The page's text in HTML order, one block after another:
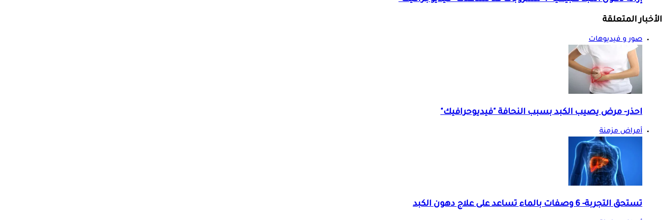
الأخبار المتعلقة
صور و فيديوهات
احذر- مرض يصيب الكبد بسبب النحافة "فيديوحرافيك"
أمراض مزمنة
تستحق التجربة- 6 وصفات بالماء تساعد على علاج دهون الكبد